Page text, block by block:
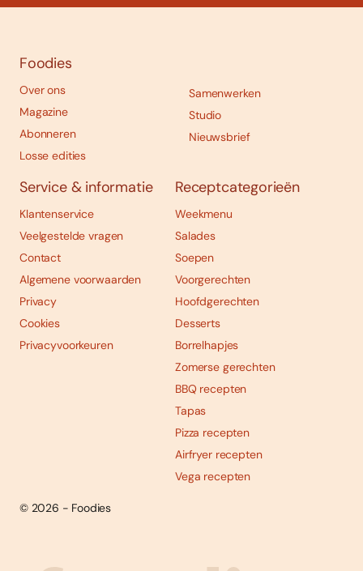
Foodies
Over ons
Magazine
Abonneren
Losse edities
Samenwerken
Studio
Nieuwsbrief
Service & informatie
Klantenservice
Veelgestelde vragen
Contact
Algemene voorwaarden
Privacy
Cookies
Privacyvoorkeuren
Receptcategorieën
Weekmenu
Salades
Soepen
Voorgerechten
Hoofdgerechten
Desserts
Borrelhapjes
Zomerse gerechten
BBQ recepten
Tapas
Pizza recepten
Airfryer recepten
Vega recepten
© 2026 - Foodies